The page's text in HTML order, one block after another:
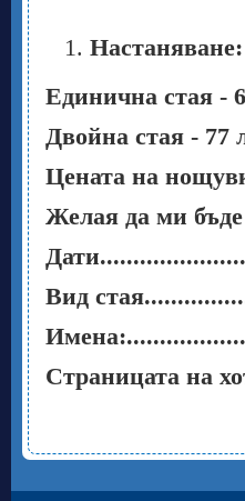
Настаняване:
Единична стая -
Двойна стая - 77
Цената на
Желая да ми бъде
Вид
Страницата на